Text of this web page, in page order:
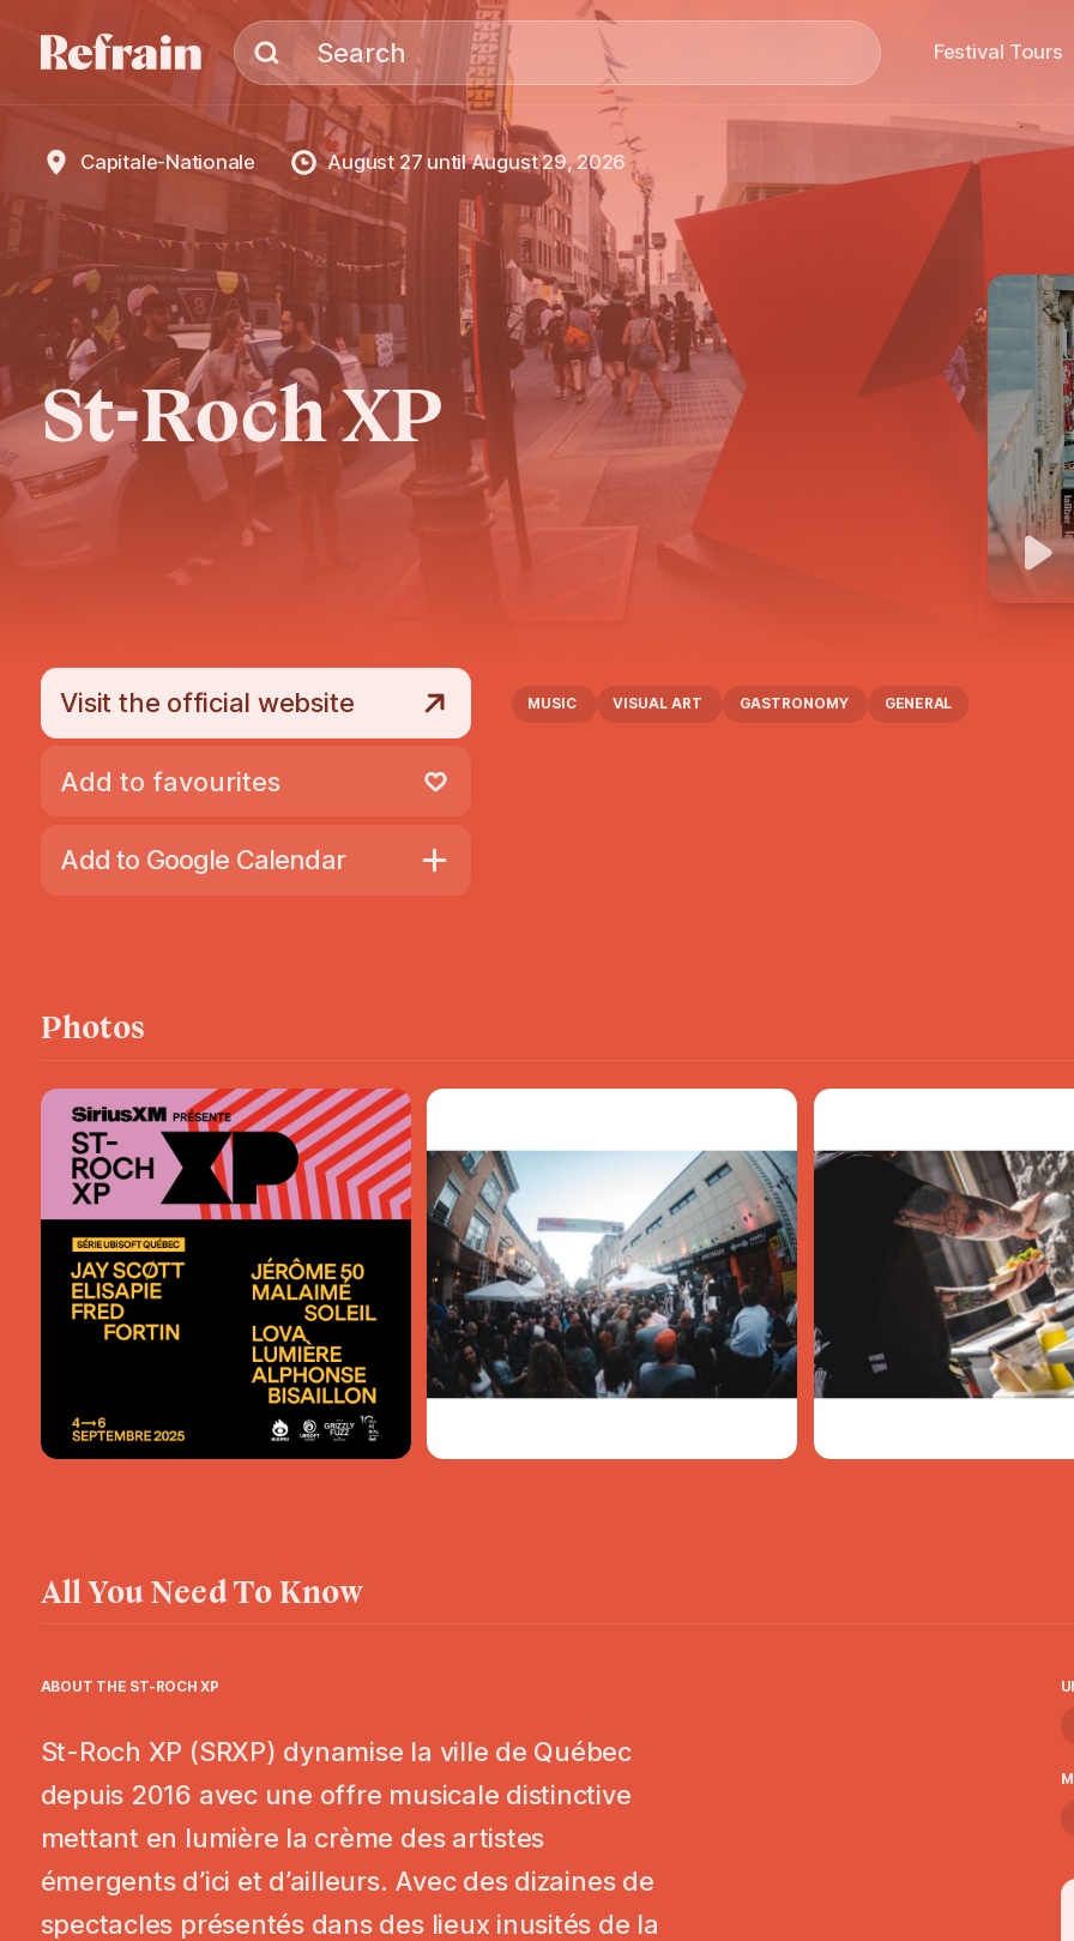
Search Festival Tours
Capitale-Nationale August 27 untilAugust 29, 2026
St-Roch XP
Visit the official website
Add to favourites
Add to Google Calendar
MUSIC VISUAL ART GASTRONOMY GENERAL
Photos
All You Need To Know
ABOUT THE ST-ROCH XP
St-Roch XP (SRXP) dynamise la ville de Québec
depuis 2016 avec une offre musicale distinctive
mettant en lumière la crème des artistes
émergents d’ici et d’ailleurs. Avec des dizaines de
spectacles présentés dans des lieux inusités de la